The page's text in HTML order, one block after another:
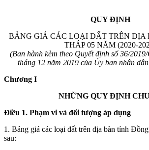
QUY ĐỊNH
BẢNG GIÁ CÁC LOẠI ĐẤT TRÊN ĐỊA
THÁP 05 NĂM (2020-
(Ban hành kèm theo Quyết định số 36/
tháng 12 năm 2019 của Ủy ban nhân
Chương I
NHỮNG QUY ĐỊNH
Điều 1. Phạm vi và đối tượng áp dụng
1. Bảng giá các loại đất trên địa bàn tỉnh
sau: